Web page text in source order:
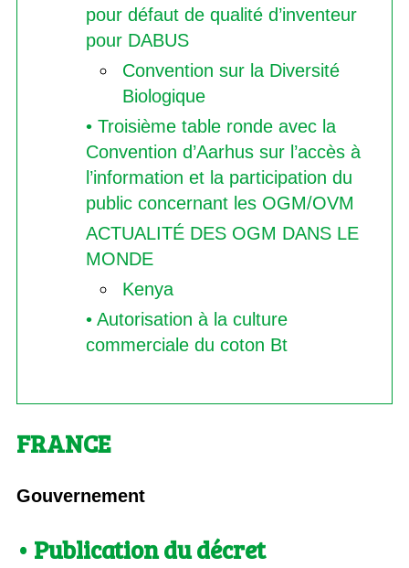
pour défaut de qualité d’inventeur
pour DABUS
Convention sur la Diversité
Biologique
• Troisième table ronde avec la
Convention d’Aarhus sur l’accès à
l’information et la participation du
public concernant les OGM/OVM
ACTUALITÉ DES OGM DANS LE
MONDE
Kenya
• Autorisation à la culture
commerciale du coton Bt
FRANCE
Gouvernement
• Publication du décret